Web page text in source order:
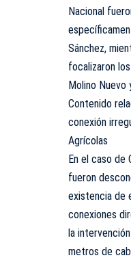
Nacional
Sánchez,
focalizaron
Molino Nuevo
Contenido
conexión
Agrícolas
En el caso de
fueron
existencia de
conexiones
la
metros de